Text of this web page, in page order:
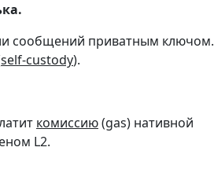
сообщений приватным ключом.
self-custody).
комиссию(gas) нативной
L2.